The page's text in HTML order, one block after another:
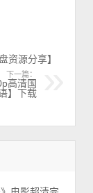
资源分享】
下一篇：
高清国
】下载